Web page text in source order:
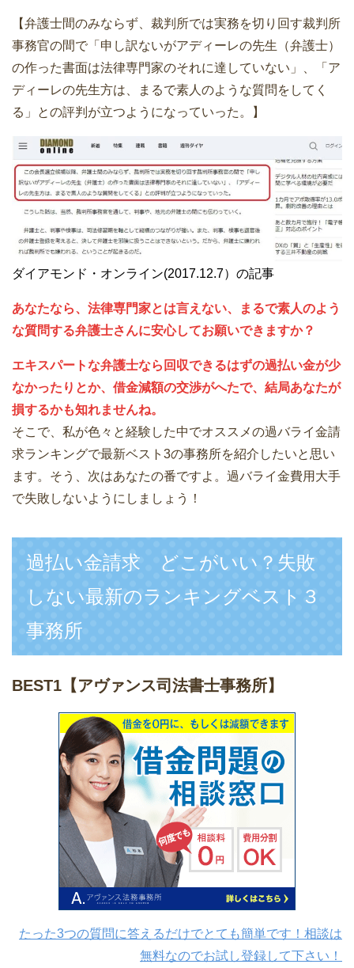
【弁護士間のみならず、裁判所では実務を切り回す裁判所
事務官の間で「申し訳ないがアディーレの先生（弁護士）
の作った書面は法律専門家のそれに達していない」、「ア
ディーレの先生方は、まるで素人のような質問をしてく
る」との評判が立つようになっていった。】
ダイアモンド・オンライン(2017.12.7）の記事
あなたなら、法律専門家とは言えない、まるで素人のよう
な質問する弁護士さんに安心してお願いできますか？
エキスパートな弁護士なら回収できるはずの過払い金が少
なかったりとか、借金減額の交渉がへたで、結局あなたが
損するかも知れませんね。
そこで、私が色々と経験した中でオススメの過バライ金請
求ランキングで最新ベスト3の事務所を紹介したいと思い
ます。そう、次はあなたの番ですよ。過バライ金費用大手
で失敗しないようにしましょう！
過払い金請求 どこがいい？失敗
しない最新のランキングベスト３
事務所
BEST1 【アヴァンス司法書士事務所】
たった3つの質問に答えるだけでとても簡単です！相談は
無料なのでお試し登録して下さい！